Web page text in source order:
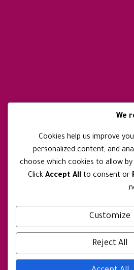
ونقوم بتقديم خدماتنا في جميع
السعودية
We
Cookies help us improve
personalized content, and
choose which cookies to allow by
ClickAccept All to consent or
Customize
Reject All